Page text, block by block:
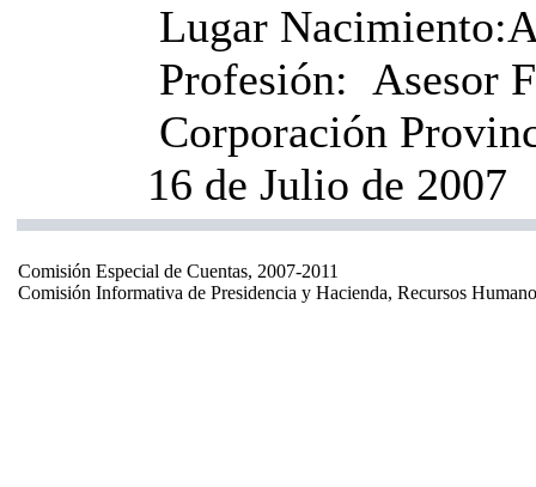
Lugar Nacimiento:
Profesión: Asesor
Corporación
16 de Julio de 2007
Comisión Especial de Cuentas, 2007-2011
Comisión Informativa de Presidencia y Hacienda, Recursos